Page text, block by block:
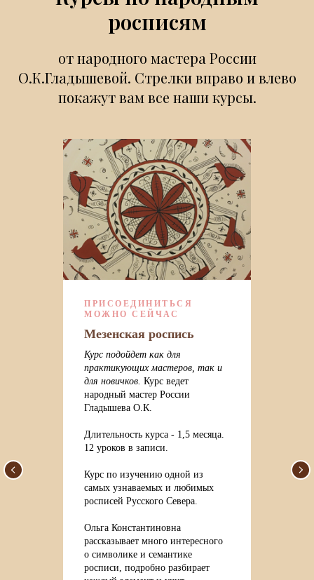
росписям
от народного мастера России
О.К.Гладышевой. Стрелки вправо и влево
покажут вам все наши курсы.
ПРИСОЕДИНИТЬСЯ
МОЖНО СЕЙЧАС
Мезенская роспись
Курс подойдет как для
практикующих мастеров, так и
для новичков. Курс ведет
народный мастер России
Гладышева О.К.
Длительность курса - 1,5 месяца.
12 уроков в записи.
Курс по изучению одной из
самых узнаваемых и любимых
росписей Русского Севера.
Ольга Константиновна
рассказывает много интересного
о символике и семантике
росписи, подробно разбирает